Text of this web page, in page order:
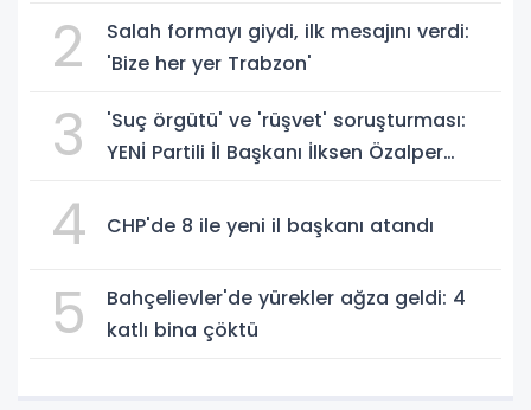
2
Salah formayı giydi, ilk mesajını verdi:
'Bize her yer Trabzon'
3
'Suç örgütü' ve 'rüşvet' soruşturması:
YENİ Partili İl Başkanı İlksen Özalper
4 CHP'de 8 ile yeni il başkanı atandı
5
Bahçelievler'de yürekler ağza geldi: 4
katlı bina çöktü